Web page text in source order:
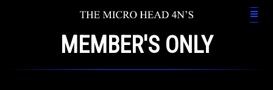
MEMBER'S ONLY